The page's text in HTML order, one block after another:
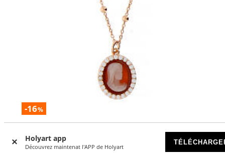
Holyart app
Découvrez maintenat l'APP de Holyart
-16%
Collier rosé Benedictus avec camée rouge et zircons blancs
DISPONIBLE